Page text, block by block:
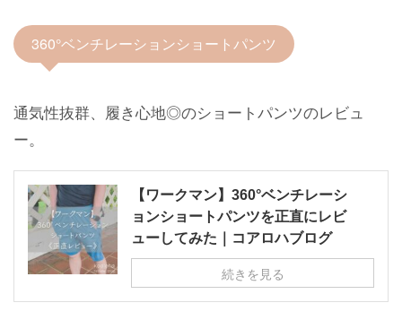
360°ベンチレーションショートパンツ
通気性抜群、履き心地◎のショートパンツのレビュ
ー。
【ワークマン】360°ベンチレーシ
ョンショートパンツを正直にレビ
ューしてみた｜コアロハブログ
続きを見る